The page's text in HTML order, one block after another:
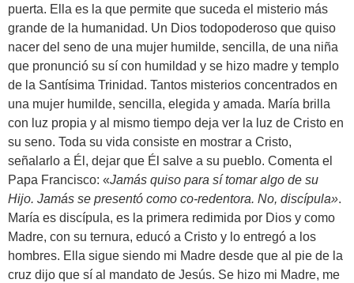
puerta. Ella es la que permite que suceda el misterio más
grande de la humanidad. Un Dios todopoderoso que quiso
nacer del seno de una mujer humilde, sencilla, de una niña
que pronunció su sí con humildad y se hizo madre y templo
de la Santísima Trinidad. Tantos misterios concentrados en
una mujer humilde, sencilla, elegida y amada. María brilla
con luz propia y al mismo tiempo deja ver la luz de Cristo en
su seno. Toda su vida consiste en mostrar a Cristo,
señalarlo a Él, dejar que Él salve a su pueblo. Comenta el
Papa Francisco: «Jamás quiso para sí tomar algo de su
Hijo. Jamás se presentó como co-redentora. No, discípula».
María es discípula, es la primera redimida por Dios y como
Madre, con su ternura, educó a Cristo y lo entregó a los
hombres. Ella sigue siendo mi Madre desde que al pie de la
cruz dijo que sí al mandato de Jesús. Se hizo mi Madre, me